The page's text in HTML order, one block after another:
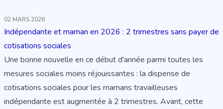
02 MARS 2026
Indépendante et maman en 2026 : 2 trimestres sans payer de
cotisations sociales
Une bonne nouvelle en ce début d'année parmi toutes les
mesures sociales moins réjouissantes : la dispense de
cotisations sociales pour les mamans travailleuses
indépendante est augmentée à 2 trimestres. Avant, cette